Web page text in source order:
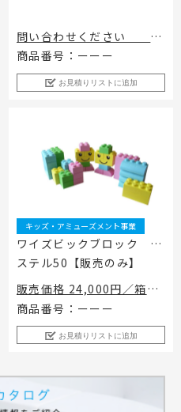
問い合わせください
【販売のみ】
商品番号：ーーー
お見積りリストに追加
キッズ・アミューズメント事業
ワイズビックブロック パ
ステル50【販売のみ】
販売価格 24,000円／箱
26,400円（税込）送料別
途【販売のみ】
商品番号：ーーー
お見積りリストに追加